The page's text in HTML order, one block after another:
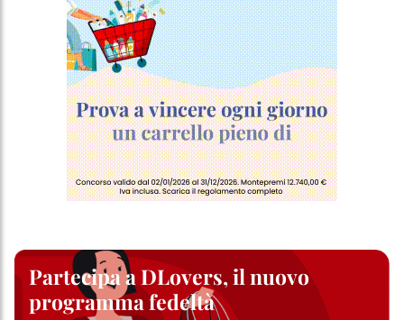
Partecipa a DLovers, il nuovo
programma fedeltà